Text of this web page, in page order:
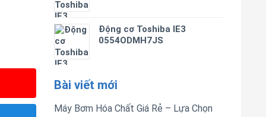
Động cơ Toshiba IE3
0554ODMH7JS
Bài viết mới
Máy Bơm Hóa Chất Giá Rẻ – Lựa Chọn